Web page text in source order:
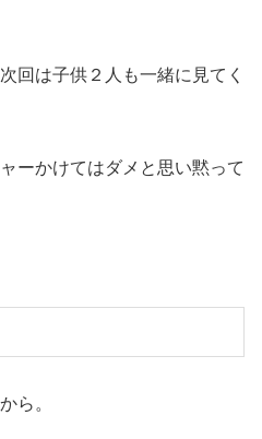
回は子供２人も一緒に見てく
ーかけてはダメと思い黙って
ら。